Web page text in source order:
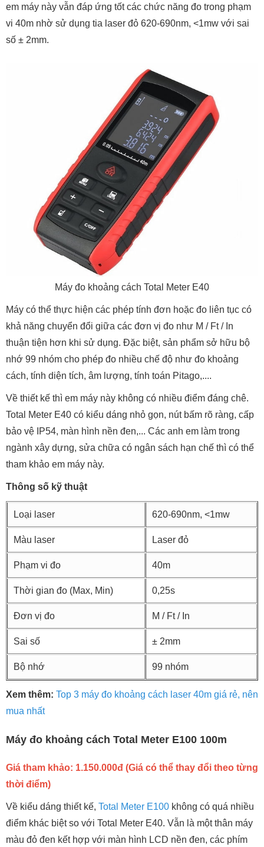
em máy này vẫn đáp ứng tốt các chức năng đo trong phạm
vi 40m nhờ sử dụng tia laser đỏ 620-690nm, <1mw với sai
số ± 2mm.
Máy đo khoảng cách Total Meter E40
Máy có thể thực hiện các phép tính đơn hoặc đo liên tục có
khả năng chuyển đổi giữa các đơn vị đo như M / Ft / In
thuận tiện hơn khi sử dụng. Đặc biệt, sản phẩm sở hữu bộ
nhớ 99 nhóm cho phép đo nhiều chế độ như đo khoảng
cách, tính diện tích, âm lượng, tính toán Pitago,....
Về thiết kế thì em máy này không có nhiều điểm đáng chê.
Total Meter E40 có kiểu dáng nhỏ gọn, nút bấm rõ ràng, cấp
bảo vệ IP54, màn hình nền đen,... Các anh em làm trong
ngành xây dựng, sửa chữa có ngân sách hạn chế thì có thể
tham khảo em máy này.
Thông số kỹ thuật
Loại laser 620-690nm, <1mw
Màu laser Laser đỏ
Phạm vi đo 40m
Thời gian đo (Max, Min) 0,25s
Đơn vị đo M / Ft / In
Sai số ± 2mm
Bộ nhớ 99 nhóm
Xem thêm: Top 3 máy đo khoảng cách laser 40m giá rẻ, nên
mua nhất
Máy đo khoảng cách Total Meter E100 100m
Giá tham khảo: 1.150.000đ (Giá có thể thay đổi theo từng
thời điểm)
Về kiểu dáng thiết kế, Total Meter E100 không có quá nhiều
điểm khác biệt so với Total Meter E40. Vẫn là một thân máy
màu đỏ đen kết hợp với màn hình LCD nền đen, các phím